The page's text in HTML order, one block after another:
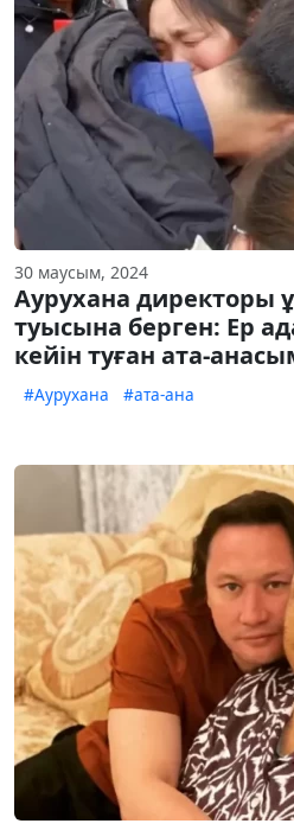
30 маусым, 2024
Аурухана директоры
туысына берген: Ер
кейін туған ата-
#Аурухана #ата-ана